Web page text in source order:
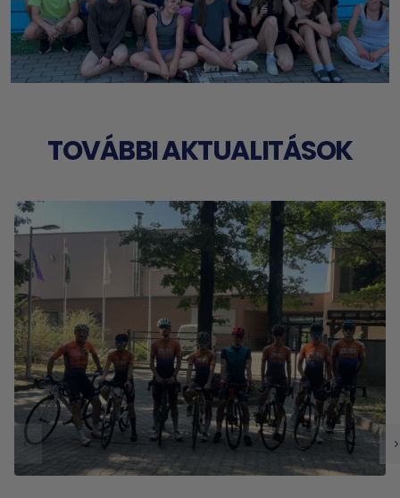
TOVÁBBI AKTUALITÁSOK